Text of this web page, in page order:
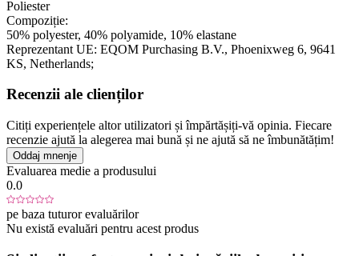
Poliester
Compoziție:
50% polyester, 40% polyamide, 10% elastane
Reprezentant UE: EQOM Purchasing B.V., Phoenixweg 6, 9641
KS, Netherlands;
Recenzii ale clienților
Citiți experiențele altor utilizatori și împărtășiți-vă opinia. Fiecare
recenzie ajută la alegerea mai bună și ne ajută să ne îmbunătățim!
Oddaj mnenje
Evaluarea medie a produsului
0.0
pe baza tuturor evaluărilor
Nu există evaluări pentru acest produs